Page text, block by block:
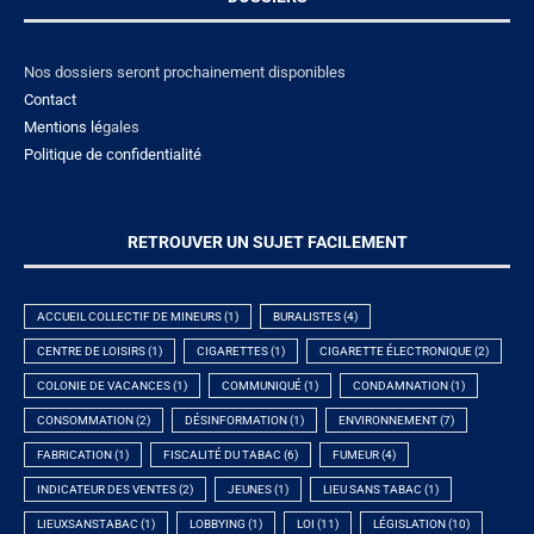
Nos dossiers seront prochainement disponibles
Contact
Mentions légales
Politique de confidentialité
RETROUVER UN SUJET FACILEMENT
ACCUEIL COLLECTIF DE MINEURS(1) BURALISTES(4)
CENTRE DE LOISIRS(1) CIGARETTES(1) CIGARETTE ÉLECTRONIQUE(2)
COLONIE DE VACANCES(1) COMMUNIQUÉ(1) CONDAMNATION (1)
CONSOMMATION (2) DÉSINFORMATION (1) ENVIRONNEMENT(7)
FABRICATION (1) FISCALITÉ DU TABAC (6) FUMEUR(4)
INDICATEUR DES VENTES(2) JEUNES(1) LIEU SANS TABAC (1)
LIEUXSANSTABAC (1) LOBBYING (1) LOI (11) LÉGISLATION (10)